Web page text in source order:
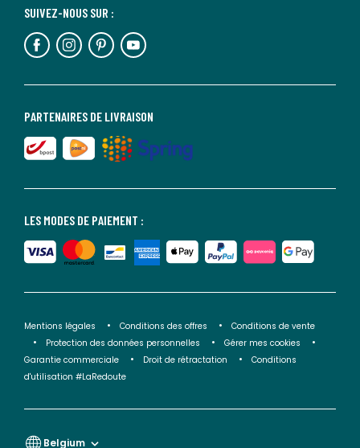
LES MODES DE PAIEMENT :
PARTENAIRES DE LIVRAISON
SUIVEZ-NOUS SUR :
Mentions légales Conditions des offres
Conditions de vente
Protection des données personnelles
Gérer mes cookies
Garantie commerciale
Droit de rétractation
Conditions
d'utilisation #LaRedoute
Belgium